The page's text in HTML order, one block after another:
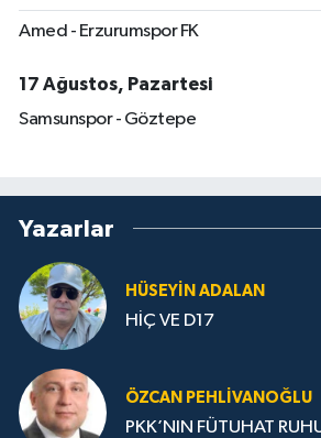
Amed - Erzurumspor FK
17 Ağustos, Pazartesi
Samsunspor - Göztepe
Yazarlar
HÜSEYIN ADALAN
HİÇ VE D17
ÖZCAN PEHLIVANOĞLU
PKK’NIN FÜTUHAT